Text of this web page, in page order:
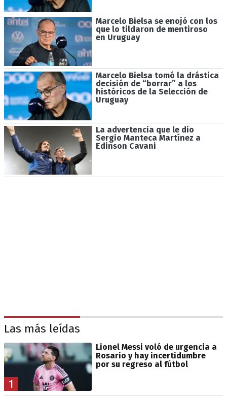
Marcelo Bielsa se enojó con los
que lo tildaron de mentiroso
en Uruguay
Marcelo Bielsa tomó la drástica
decisión de “borrar” a los
históricos de la Selección de
Uruguay
La advertencia que le dio
Sergio Manteca Martínez a
Edinson Cavani
Las más leídas
1
Lionel Messi voló de urgencia a
Rosario y hay incertidumbre
por su regreso al fútbol